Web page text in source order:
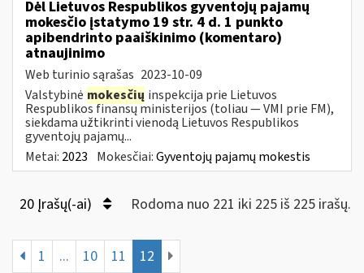
Dėl Lietuvos Respublikos gyventojų pajamų
mokesčio įstatymo 19 str. 4 d. 1 punkto
apibendrinto paaiškinimo (komentaro)
atnaujinimo
Web turinio sąrašas 2023-10-09
Valstybinė mokesčių inspekcija prie Lietuvos
Respublikos finansų ministerijos (toliau — VMI prie FM),
siekdama užtikrinti vienodą Lietuvos Respublikos
gyventojų pajamų...
Metai: 2023 Mokesčiai:Gyventojų pajamų mokestis
20 Įrašų(-ai) Rodoma nuo 221 iki 225 iš 225 irašų.
1 ... 10 11 12